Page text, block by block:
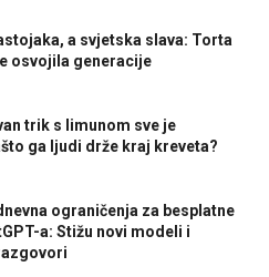
a svjetska slava: Torta
osvojila generacije
trik s limunom sve je
ga ljudi drže kraj kreveta?
ograničenja za besplatne
a: Stižu novi modeli i